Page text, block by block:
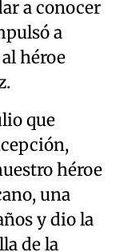
a conocer
a
héroe
que
héroe
una
y dio la
de la